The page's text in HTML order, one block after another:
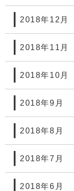
2018年12月
2018年11月
2018年10月
2018年9月
2018年8月
2018年7月
2018年6月